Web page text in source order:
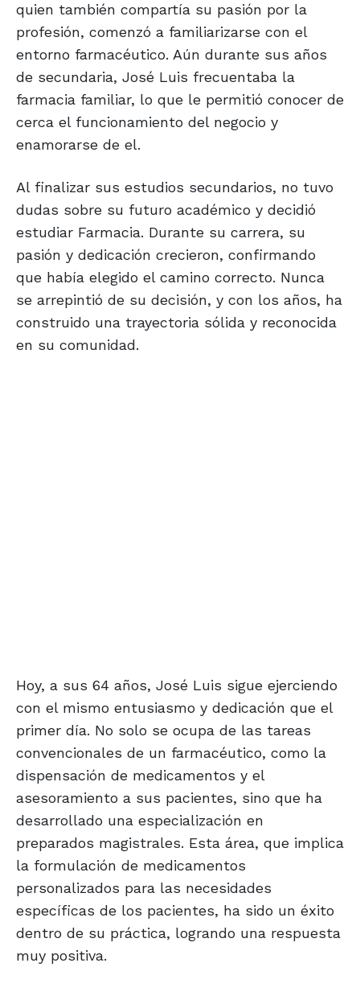
quien también compartía su pasión por la
profesión, comenzó a familiarizarse con el
entorno farmacéutico. Aún durante sus años
de secundaria, José Luis frecuentaba la
farmacia familiar, lo que le permitió conocer de
cerca el funcionamiento del negocio y
enamorarse de el.
Al finalizar sus estudios secundarios, no tuvo
dudas sobre su futuro académico y decidió
estudiar Farmacia. Durante su carrera, su
pasión y dedicación crecieron, confirmando
que había elegido el camino correcto. Nunca
se arrepintió de su decisión, y con los años, ha
construido una trayectoria sólida y reconocida
en su comunidad.
Hoy, a sus 64 años, José Luis sigue ejerciendo
con el mismo entusiasmo y dedicación que el
primer día. No solo se ocupa de las tareas
convencionales de un farmacéutico, como la
dispensación de medicamentos y el
asesoramiento a sus pacientes, sino que ha
desarrollado una especialización en
preparados magistrales. Esta área, que implica
la formulación de medicamentos
personalizados para las necesidades
específicas de los pacientes, ha sido un éxito
dentro de su práctica, logrando una respuesta
muy positiva.